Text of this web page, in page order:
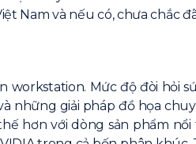
Nam và nếu có, chưa chắc
Mức độ đòi hỏi
những giải pháp đồ họa
hơn với dòng sản phẩm